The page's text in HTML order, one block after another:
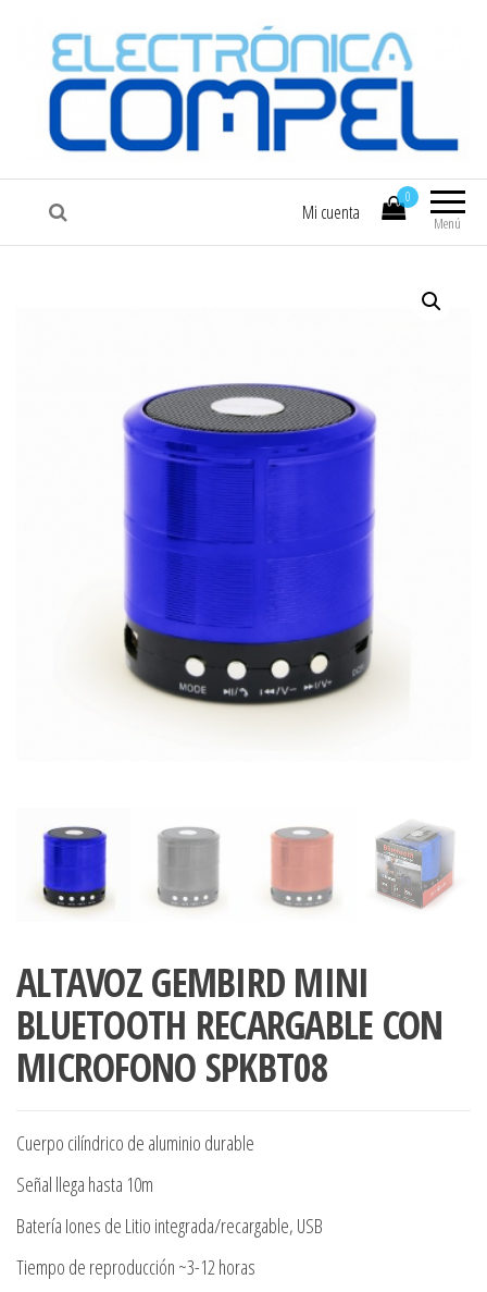
COMPEL Electrónica COMPEL
Menú
0
Mi cuenta
ALTAVOZ GEMBIRD MINI
BLUETOOTH RECARGABLE CON
MICROFONO SPKBT08
Cuerpo cilíndrico de aluminio durable
Señal llega hasta 10m
Batería Iones de Litio integrada/recargable, USB
Tiempo de reproducción ~3-12 horas